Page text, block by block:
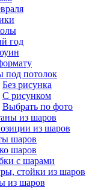
год
потолок
Без рисунка
С рисунком
Выбрать по фото
из шаров
из шаров
шаров
шаров
с шарами
стойки из шаров
из шаров